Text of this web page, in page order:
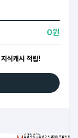
0원
지식캐시 적립!